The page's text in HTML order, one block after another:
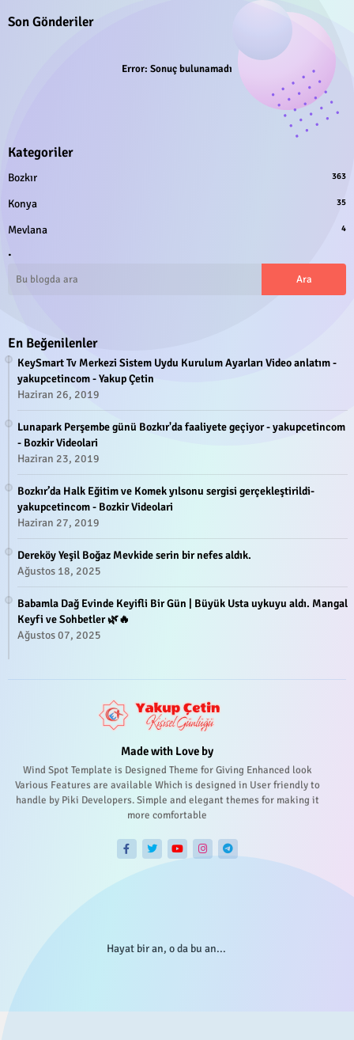
Son Gönderiler
Error: Sonuç bulunamadı
Kategoriler
Bozkır 363
Konya 35
Mevlana 4
.
En Beğenilenler
KeySmart Tv Merkezi Sistem Uydu Kurulum Ayarları Video anlatım -
yakupcetincom - Yakup Çetin
Haziran 26, 2019
Lunapark Perşembe günü Bozkır'da faaliyete geçiyor - yakupcetincom
- Bozkir Videolari
Haziran 23, 2019
Bozkır’da Halk Eğitim ve Komek yılsonu sergisi gerçekleştirildi-
yakupcetincom - Bozkir Videolari
Haziran 27, 2019
Dereköy Yeşil Boğaz Mevkide serin bir nefes aldık.
Ağustos 18, 2025
Babamla Dağ Evinde Keyifli Bir Gün | Büyük Usta uykuyu aldı. Mangal
Keyfi ve Sohbetler 🌿🔥
Ağustos 07, 2025
Made with Love by
Wind Spot Template is Designed Theme for Giving Enhanced look
Various Features are available Which is designed in User friendly to
handle by Piki Developers. Simple and elegant themes for making it
more comfortable
Hayat bir an, o da bu an...